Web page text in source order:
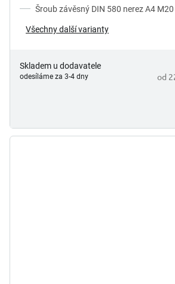
Šroub závěsný DIN 580 nerez A4
Všechny další varianty
Skladem u dodavatele
odesíláme za 3-4 dny od